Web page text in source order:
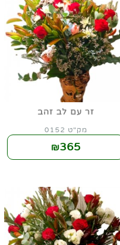
זר עם לב זהב
מק"ט 0152
₪365